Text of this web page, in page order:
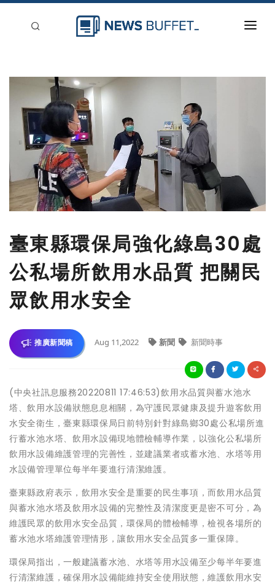
新聞稿分類
登入
刊登
臺東縣環保局強化綠島30處
公私場所飲用水品質 把關民
眾飲用水安全
推廣新聞稿 Aug 11,2022 新聞 新聞時事
(中央社訊息服務20220811 17:46:53)飲用水品質與蓄水池水
塔、飲用水設備狀態息息相關，為守護民眾健康及提升遊客飲用
水安全衛生，臺東縣環保局日前特別針對綠島鄉30處公私場所進
行蓄水池水塔、飲用水設備現地體檢輔導作業，以強化公私場所
飲用水設備維護管理的完善性，並建議業者或蓄水池、水塔等用
水設備管理單位每半年要進行清潔維護。
臺東縣政府表示，飲用水安全是重要的民生事項，而飲用水品質
與蓄水池水塔及飲用水設備的完整性及清潔度更是密不可分，為
維護民眾的飲用水安全品質，環保局的體檢輔導，檢視各場所的
蓄水池水塔維護管理情形，讓飲用水安全品質多一重保障。
環保局指出，一般建議蓄水池、水塔等用水設備至少每半年要進
行清潔維護，確保用水設備能維持安全使用狀態，維護飲用水安